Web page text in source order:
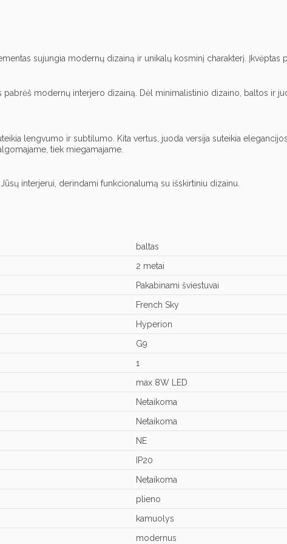
sujungia modernų dizainą ir unikalų kosminį charakterį.
pabrėš modernų interjero dizainą. Dėl minimalistinio dizaino, baltos ir
lengvumo ir subtilumo. Kita vertus, juoda versija suteikia
tiek miegamajame.
interjerui, derindami funkcionalumą su išskirtiniu dizainu.
baltas
2 metai
Pakabinami šviestuvai
French Sky
Hyperion
G9
1
max 8W LED
Netaikoma
Netaikoma
NE
IP20
Netaikoma
plieno
kamuolys
modernus